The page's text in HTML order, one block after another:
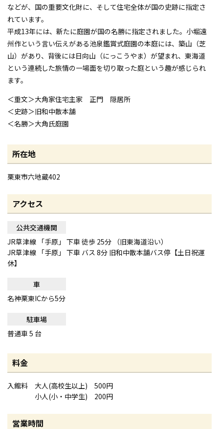
などが、国の重要文化財に、そして住宅全体が国の史跡に指定さ
れています。
平成13年には、新たに庭園が国の名勝に指定されました。小堀遠
州作という言い伝えがある池泉鑑賞式庭園の本庭には、築山（芝
山）があり、背後には日向山（にっこうやま）が望まれ、東海道
という連続した旅情の一場面を切り取った庭という趣が感じられ
ます。
＜重文＞大角家住宅主家 正門 隠居所
＜史跡＞旧和中散本舗
＜名勝＞大角氏庭園
所在地
栗東市六地蔵402
アクセス
公共交通機関
JR草津線 「手原」 下車 徒歩 25分 （旧東海道沿い）
JR草津線 「手原」 下車 バス 8分 旧和中散本舗バス停【土日祝運
休】
車
名神栗東ICから5分
駐車場
普通車 5 台
料金
入館料 大人(高校生以上) 500円
小人(小・中学生) 200円
営業時間